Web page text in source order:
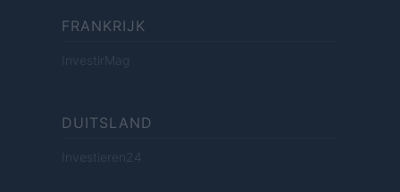
FRANKRIJK
InvestirMag
DUITSLAND
Investieren24